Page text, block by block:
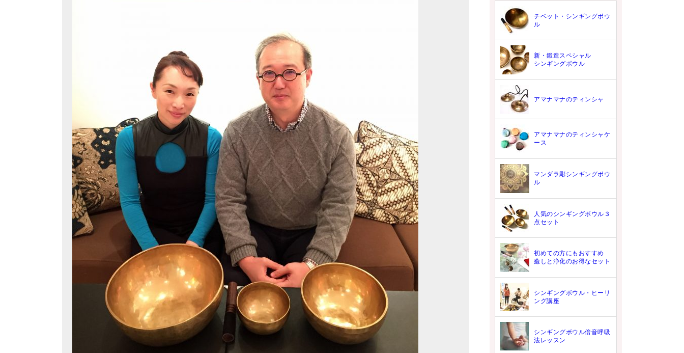
チベット・シンギングボウ
ル
新・鍛造スペシャル
シンギングボウル
アマナマナのティンシャ
アマナマナのティンシャケ
ース
マンダラ彫シンギングボウ
ル
人気のシンギングボウル３
点セット
初めての方にもおすすめ
癒しと浄化のお得なセット
シンギングボウル・ヒーリ
ング講座
シンギングボウル倍音呼吸
法レッスン